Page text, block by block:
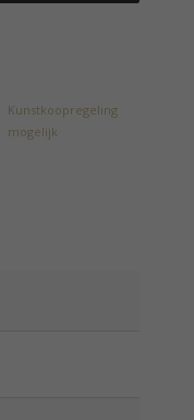
Kunstkoopregeling
mogelijk